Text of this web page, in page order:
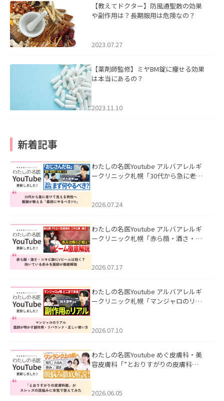
【教えてドクター】防風通聖散の効果
や副作用は？長期服用は危険なの？
2023.07.27
【薬剤師監修】ミヤBM錠に痩せる効果
は本当にあるの？
2023.11.10
新着記事
わたしの名医Youtube アルバアレルギ
ークリニック札幌「30代から急に老け
た。
2026.07.24
わたしの名医Youtube アルバアレルギ
ークリニック札幌「赤ら顔・酒さ・ニ
した。
2026.07.17
わたしの名医Youtube アルバアレルギ
ークリニック札幌「マンジャロのリア
た。
2026.07.10
わたしの名医Youtube めぐ皮膚科・美
容皮膚科「”とおりすがりの皮膚科
2026.06.05